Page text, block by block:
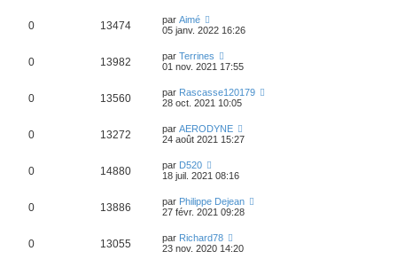
0 13474 par Aimé
05 janv. 2022 16:26
0 13982 par Terrines
01 nov. 2021 17:55
0 13560 par Rascasse120179
28 oct. 2021 10:05
0 13272 par AERODYNE
24 août 2021 15:27
0 14880 par D520
18 juil. 2021 08:16
0 13886 par Philippe Dejean
27 févr. 2021 09:28
0 13055 par Richard78
23 nov. 2020 14:20